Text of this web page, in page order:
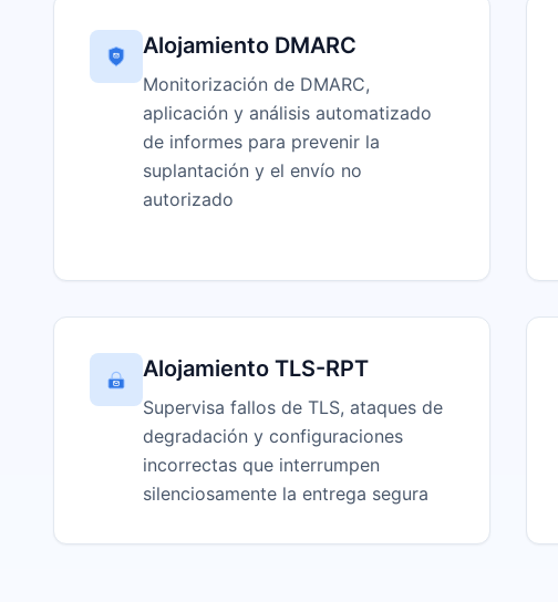
Alojamiento DMARC
Monitorización de DMARC,
aplicación y análisis automatizado
de informes para prevenir la
suplantación y el envío no
autorizado
Alojamiento TLS-RPT
Supervisa fallos de TLS, ataques de
degradación y configuraciones
incorrectas que interrumpen
silenciosamente la entrega segura